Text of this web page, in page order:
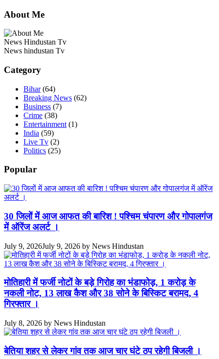
About Me
News Hindustan Tv
News hindustan Tv
Category
Bihar(64)
Breaking News (62)
Business (7)
Crime (38)
Entertainment (1)
India (59)
Live Tv (2)
Politics (25)
Popular
30 जिलों में आज आफत की बारिश ! पश्चिम चंपारण और गोपालगंज
में ऑरेंज अलर्ट ।
July 9, 2026July 9, 2026 by News Hindustan
मोतिहारी में फर्जी नोटों के बड़े गिरोह का भंडाफोड़, 1 करोड़ के
नकली नोट, 13 लाख कैश और 38 सोने के बिस्किट बरामद, 4
गिरफ्तार ।
July 8, 2026 by News Hindustan
बेतिया शहर से लेकर गांव तक आज चार घंटे ठप रहेगी बिजली ।